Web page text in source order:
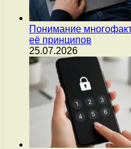
Понимание
её принципов
25.07.2026